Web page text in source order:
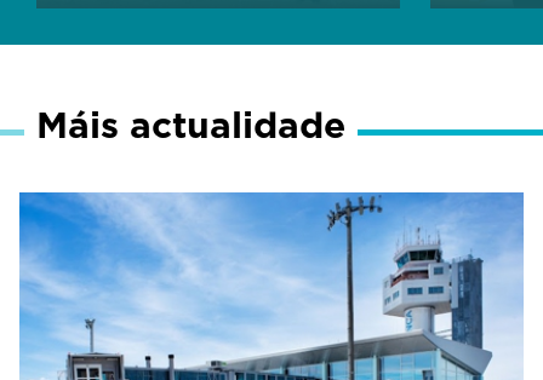
Máis actualidade